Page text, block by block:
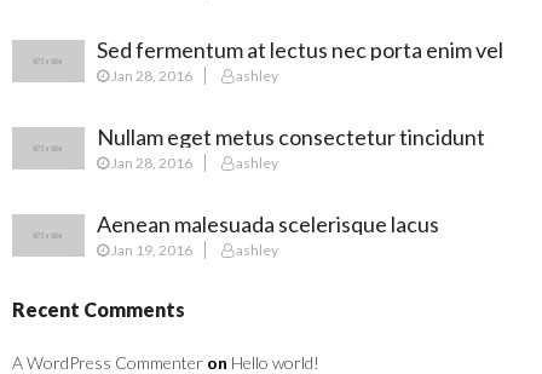
Sed fermentum at lectus nec porta enim vel
Jan 28, 2016 ashley
Nullam eget metus consectetur tincidunt
nulla
Jan 28, 2016 ashley
Aenean malesuada scelerisque lacus
Jan 19, 2016 ashley
Recent Comments
A WordPress Commenter on Hello world!